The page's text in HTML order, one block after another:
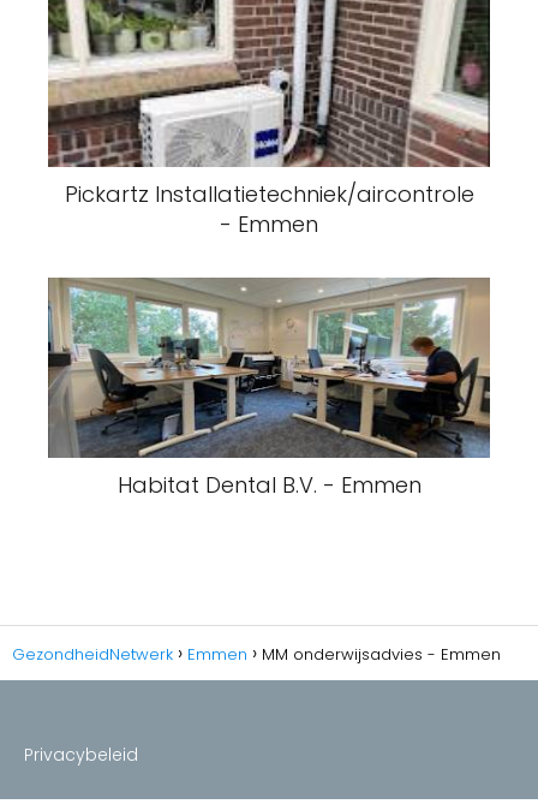
Pickartz Installatietechniek/aircontrole
- Emmen
Habitat Dental B.V. - Emmen
GezondheidNetwerk Emmen MM onderwijsadvies - Emmen
Privacybeleid